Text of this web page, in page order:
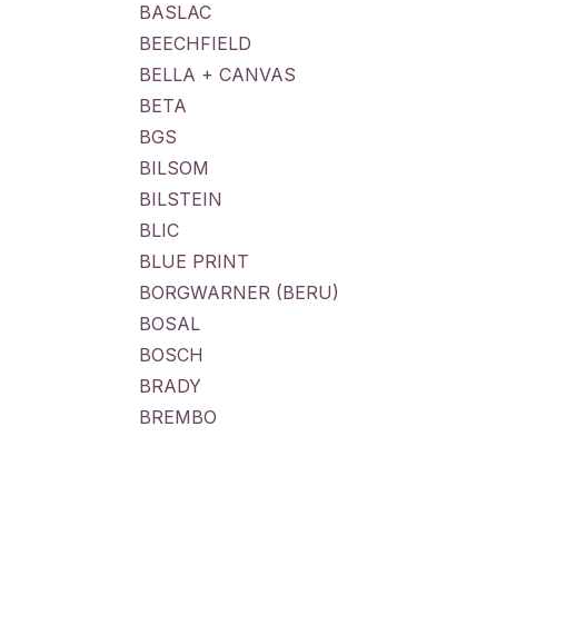
BASLAC
BEECHFIELD
BELLA + CANVAS
BETA
BGS
BILSOM
BILSTEIN
BLIC
BLUE PRINT
BORGWARNER (BERU)
BOSAL
BOSCH
BRADY
BREMBO